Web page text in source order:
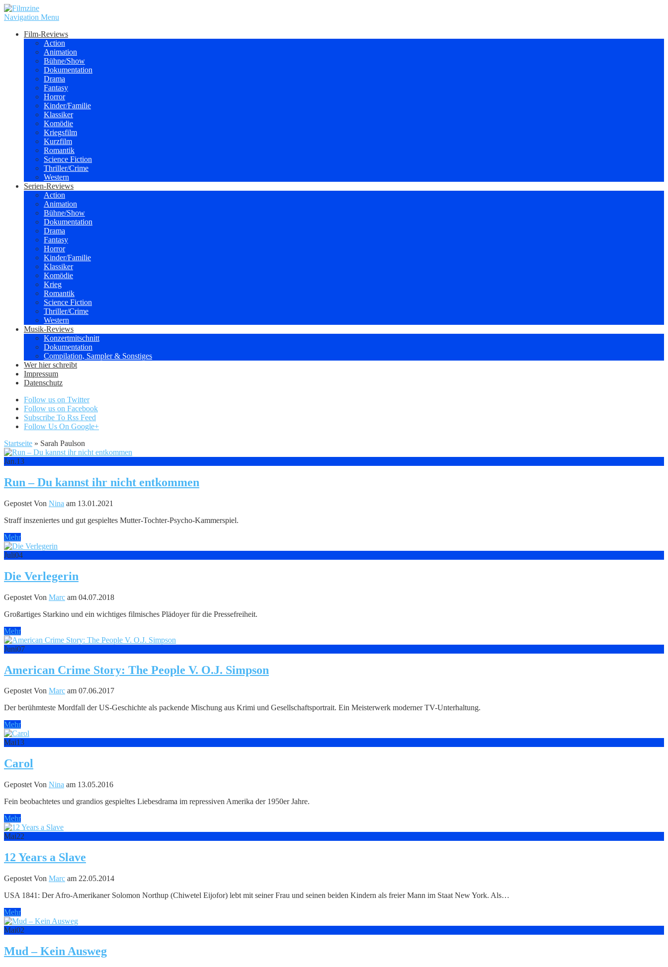
Navigation Menu
Film-Reviews
Action
Animation
Bühne/Show
Dokumentation
Drama
Fantasy
Horror
Kinder/Familie
Klassiker
Komödie
Kriegsfilm
Kurzfilm
Romantik
Science Fiction
Thriller/Crime
Western
Serien-Reviews
Action
Animation
Bühne/Show
Dokumentation
Drama
Fantasy
Horror
Kinder/Familie
Klassiker
Komödie
Krieg
Romantik
Science Fiction
Thriller/Crime
Western
Musik-Reviews
Konzertmitschnitt
Dokumentation
Compilation, Sampler & Sonstiges
Wer hier schreibt
Impressum
Datenschutz
Follow us on Twitter
Follow us on Facebook
Subscribe To Rss Feed
Follow Us On Google+
Startseite » Sarah Paulson
Jan.13
Run – Du kannst ihr nicht entkommen
Gepostet Von Nina am 13.01.2021
Straff inszeniertes und gut gespieltes Mutter-Tochter-Psycho-Kammerspiel.
Mehr
Juli04
Die Verlegerin
Gepostet Von Marc am 04.07.2018
Großartiges Starkino und ein wichtiges filmisches Plädoyer für die Pressefreiheit.
Mehr
Juni07
American Crime Story: The People V. O.J. Simpson
Gepostet Von Marc am 07.06.2017
Der berühmteste Mordfall der US-Geschichte als packende Mischung aus Krimi und Gesellschaftsportrait. Ein Meisterwerk moderner TV-Unterhaltung.
Mehr
Mai13
Carol
Gepostet Von Nina am 13.05.2016
Fein beobachtetes und grandios gespieltes Liebesdrama im repressiven Amerika der 1950er Jahre.
Mehr
Mai22
12 Years a Slave
Gepostet Von Marc am 22.05.2014
USA 1841: Der Afro-Amerikaner Solomon Northup (Chiwetel Eijofor) lebt mit seiner Frau und seinen beiden Kindern als freier Mann im Staat New York. Als…
Mehr
Mai02
Mud – Kein Ausweg